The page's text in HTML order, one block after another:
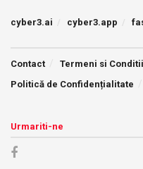
cyber3.ai cyber3.app
Contact Termeni si Conditii
Politică de Confidențialitate
Urmariti-ne